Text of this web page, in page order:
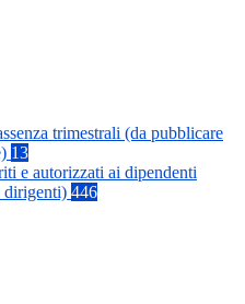
trimestrali (da pubblicare
13
e autorizzati ai dipendenti
dirigenti) 446